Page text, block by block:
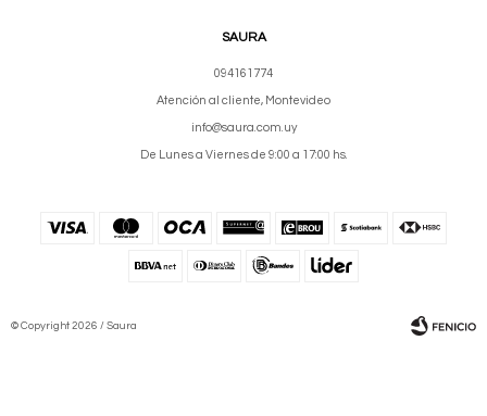
SAURA
094161774
Atención al cliente, Montevideo
info@saura.com.uy
De Lunes a Viernes de 9:00 a 17:00 hs.
© Copyright 2026 / Saura